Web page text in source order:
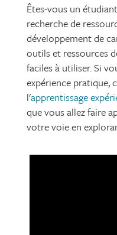
Êtes-vous un
recherche de
développement de
outils et ressources
faciles à utiliser. Si
expérience pratique,
l'apprentissage
que vous allez faire
votre voie en